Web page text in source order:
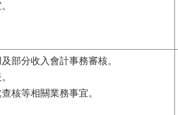
部分收入會計事務審核。
核等相關業務事宜。